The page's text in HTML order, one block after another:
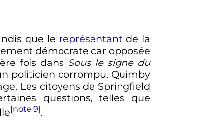
que le représentant de la
démocrate car opposée
fois dans Sous le signe du
politicien corrompu. Quimby
Les citoyens de Springfield
questions, telles que
[note 9].